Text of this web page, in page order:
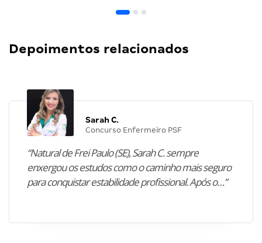
Depoimentos relacionados
Sarah C.
Concurso Enfermeiro PSF
“Natural de Frei Paulo (SE), Sarah C. sempre
enxergou os estudos como o caminho mais seguro
para conquistar estabilidade profissional. Após o…”